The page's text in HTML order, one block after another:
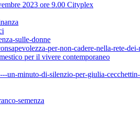
2023 ore 9.00 Cityplex
sulle-donne
per-non-cadere-nella-rete-
per il vivere contemporaneo
un-minuto-di-silenzio-per-giulia-
semenza